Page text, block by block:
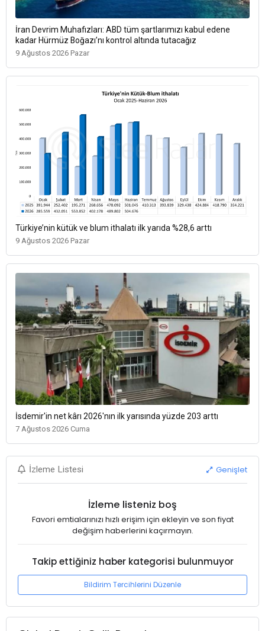
İran Devrim Muhafızları: ABD tüm şartlarımızı kabul edene
kadar Hürmüz Boğazı’nı kontrol altında tutacağız
9 Ağustos 2026 Pazar
Türkiye’nin kütük ve blum ithalatı ilk yarıda %28,6 arttı
9 Ağustos 2026 Pazar
İsdemir'in net kârı 2026'nın ilk yarısında yüzde 203 arttı
7 Ağustos 2026 Cuma
İzleme Listesi Genişlet
İzleme listeniz boş
Favori emtialarınızı hızlı erişim için ekleyin ve son fiyat
değişim haberlerini kaçırmayın.
Takip ettiğiniz haber kategorisi bulunmuyor
Bildirim Tercihlerini Düzenle